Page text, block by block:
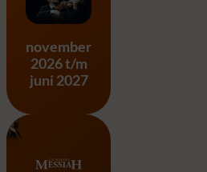
Vier
november
2026 t/m
juni 2027